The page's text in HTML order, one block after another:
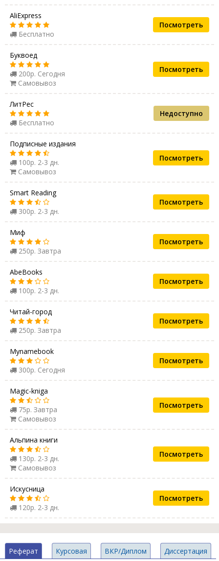
AliExpress
Бесплатно
Посмотреть
Буквоед
200р. Сегодня
Самовывоз
Посмотреть
ЛитРес
Бесплатно
Недоступно
Подписные издания
100р. 2-3 дн.
Самовывоз
Посмотреть
Smart Reading
300р. 2-3 дн.
Посмотреть
Миф
250р. Завтра
Посмотреть
AbeBooks
100р. 2-3 дн.
Посмотреть
Читай-город
250р. Завтра
Посмотреть
Mynamebook
300р. Сегодня
Посмотреть
Magic-kniga
75р. Завтра
Самовывоз
Посмотреть
Альпина книги
130р. 2-3 дн.
Самовывоз
Посмотреть
Искусница
120р. 2-3 дн.
Посмотреть
Реферат Курсовая ВКР/Диплом Диссертация